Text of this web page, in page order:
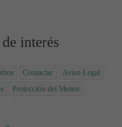
interés
Contactar
Aviso Legal
Protección del Menor